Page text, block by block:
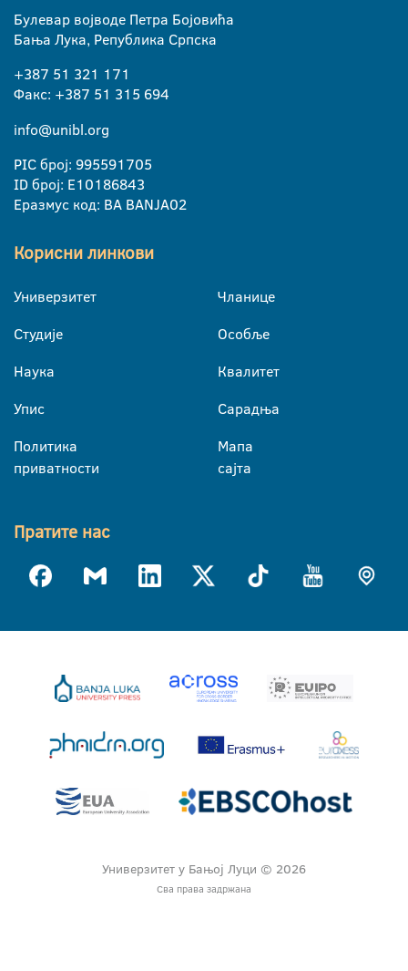
Булевар војводе Петра Бојовића
Бања Лука, Република Српска
+387 51 321 171
Факс: +387 51 315 694
info@unibl.org
PIC број: 995591705
ID број: E10186843
Еразмус код: BA BANJA02
Корисни линкови
Универзитет
Студије
Наука
Упис
Политика
приватности
Чланице
Особље
Квалитет
Сарадња
Мапа
сајта
Пратите нас
Универзитет у Бањој Луци © 2026
Сва права задржана